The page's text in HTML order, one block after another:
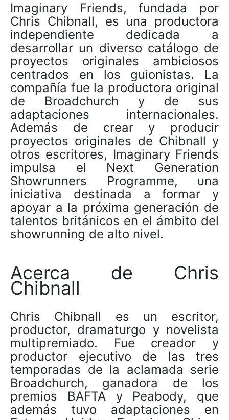
Imaginary Friends, fundada por
Chris Chibnall, es una productora
independiente dedicada a
desarrollar un diverso catálogo de
proyectos originales ambiciosos
centrados en los guionistas. La
compañía fue la productora original
de Broadchurch y de sus
adaptaciones internacionales.
Además de crear y producir
proyectos originales de Chibnall y
otros escritores, Imaginary Friends
impulsa el Next Generation
Showrunners Programme, una
iniciativa destinada a formar y
apoyar a la próxima generación de
talentos británicos en el ámbito del
showrunning de alto nivel.
Acerca de Chris
Chibnall
Chris Chibnall es un escritor,
productor, dramaturgo y novelista
multipremiado. Fue creador y
productor ejecutivo de las tres
temporadas de la aclamada serie
Broadchurch, ganadora de los
premios BAFTA y Peabody, que
además tuvo adaptaciones en